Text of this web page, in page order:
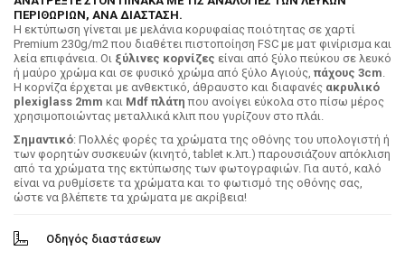
ΠΕΡΙΘΩΡΙΩΝ, ΑΝΑ ΔΙΑΣΤΑΣΗ.
H εκτύπωση γίνεται με μελάνια κορυφαίας ποιότητας σε χαρτί
Premium 230g/m2 που διαθέτει πιστοποίηση FSC με ματ φινίρισμα και
λεία επιφάνεια. Οι ξύλινες κορνίζες είναι από ξύλο πεύκου σε λευκό
ή μαύρο χρώμα και σε φυσικό χρώμα από ξύλο Αγιούς, πάχους 3cm.
Η κορνίζα έρχεται με ανθεκτικό, άθραυστο και διαφανές ακρυλικό
plexiglass 2mm και Mdf πλάτη που ανοίγει εύκολα στο πίσω μέρος
χρησιμοποιώντας μεταλλικά κλιπ που γυρίζουν στο πλάι.
Σημαντικό: Πολλές φορές τα χρώματα της οθόνης του υπολογιστή ή
των φορητών συσκευών (κινητό, tablet κ.λπ.) παρουσιάζουν απόκλιση
από τα χρώματα της εκτύπωσης των φωτογραφιών. Για αυτό, καλό
είναι να ρυθμίσετε τα χρώματα και το φωτισμό της οθόνης σας,
ώστε να βλέπετε τα χρώματα με ακρίβεια!
Οδηγός διαστάσεων